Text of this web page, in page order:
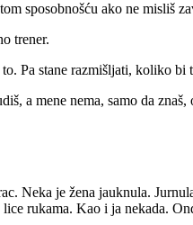
sposobnošću ako ne misliš
trener.
Pa stane razmišljati, koliko
a mene nema, samo da
Neka je žena jauknula.
rukama. Kao i ja nekada.